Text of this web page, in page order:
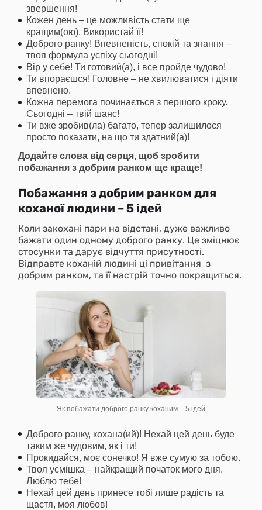
звершення!
Кожен день – це можливість стати ще
кращим(ою). Використай її!
Доброго ранку! Впевненість, спокій та знання –
твоя формула успіху сьогодні!
Вір у себе! Ти готовий(а), і все пройде чудово!
Ти впораєшся! Головне – не хвилюватися і діяти
впевнено.
Кожна перемога починається з першого кроку.
Сьогодні – твій шанс!
Ти вже зробив(ла) багато, тепер залишилося
просто показати, на що ти здатний(а)!
Додайте слова від серця, щоб зробити
побажання з добрим ранком ще краще!
Побажання з добрим ранком для
коханої людини – 5 ідей
Коли закохані пари на відстані, дуже важливо
бажати один одному доброго ранку. Це зміцнює
стосунки та дарує відчуття присутності.
Відправте коханій людині ці привітання з
добрим ранком, та її настрій точно покращиться.
Як побажати доброго ранку коханим – 5 ідей
Доброго ранку, кохана(ий)! Нехай цей день буде
таким же чудовим, як і ти!
Прокидайся, моє сонечко! Я вже сумую за тобою.
Твоя усмішка – найкращий початок мого дня.
Люблю тебе!
Нехай цей день принесе тобі лише радість та
щастя, моя любов!